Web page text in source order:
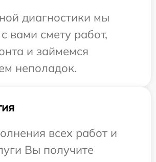
диагностики мы
вами смету работ,
и займемся
неполадок.
всех работ и
Вы получите